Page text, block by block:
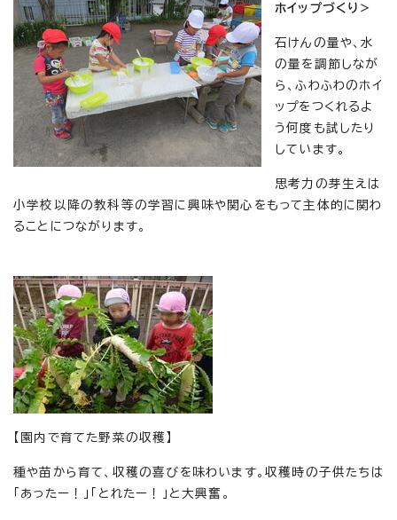
ホイップづくり＞
石けんの量や、水
の量を調節しなが
ら、ふわふわのホイ
ップをつくれるよ
う何度も試したり
しています。
思考力の芽生えは
小学校以降の教科等の学習に興味や関心をもって主体的に関わ
ることにつながります。
【園内で育てた野菜の収穫】
種や苗から育て、収穫の喜びを味わいます。収穫時の子供たちは
「あったー！」「とれたー！」と大興奮。